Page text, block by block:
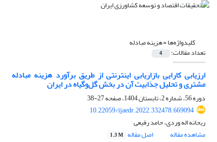
کلیدواژه‌ها =هزینه مبادله
تعداد مقالات: 4
ارزیابی کارایی بازاریابی اینترنتی از طریق برآورد هزینه مبادله
مشتری و تحلیل جذابیت آن در بخش گل‌وگیاه در ایران
دوره 56، شماره 2، تابستان 1404، صفحه
27-38
10.22059/ijaedr.2022.332478.669094
ریحانه اله وردی، حامد رفیعی
مشاهده مقاله
اصل مقاله 1.3 M